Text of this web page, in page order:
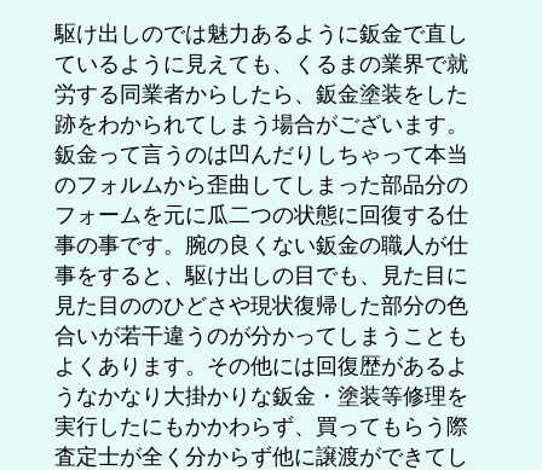
駆け出しのでは魅力あるように鈑金で直し
ているように見えても、くるまの業界で就
労する同業者からしたら、鈑金塗装をした
跡をわかられてしまう場合がございます。
鈑金って言うのは凹んだりしちゃって本当
のフォルムから歪曲してしまった部品分の
フォームを元に瓜二つの状態に回復する仕
事の事です。腕の良くない鈑金の職人が仕
事をすると、駆け出しの目でも、見た目に
見た目ののひどさや現状復帰した部分の色
合いが若干違うのが分かってしまうことも
よくあります。その他には回復歴があるよ
うなかなり大掛かりな鈑金・塗装等修理を
実行したにもかかわらず、買ってもらう際
査定士が全く分からず他に譲渡ができてし